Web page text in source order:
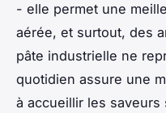
- elle permet une
aérée, et surtout, des
pâte industrielle ne
quotidien assure une
à accueillir les